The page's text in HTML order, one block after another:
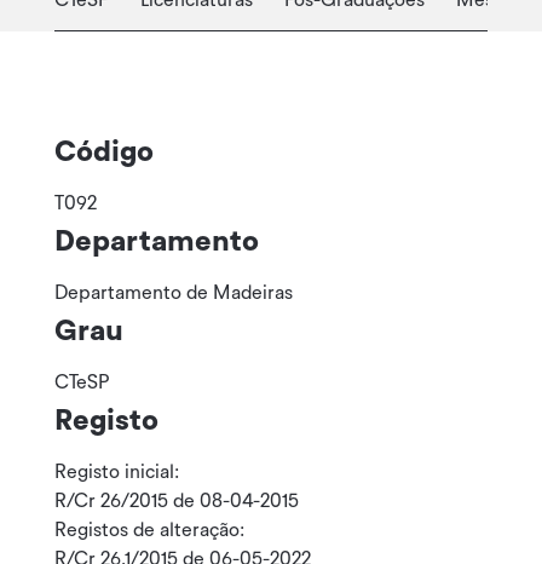
Código
T092
Departamento
Departamento de Madeiras
Grau
CTeSP
Registo
Registo inicial:
R/Cr 26/2015 de 08-04-2015
Registos de alteração:
R/Cr 26.1/2015 de 06-05-2022